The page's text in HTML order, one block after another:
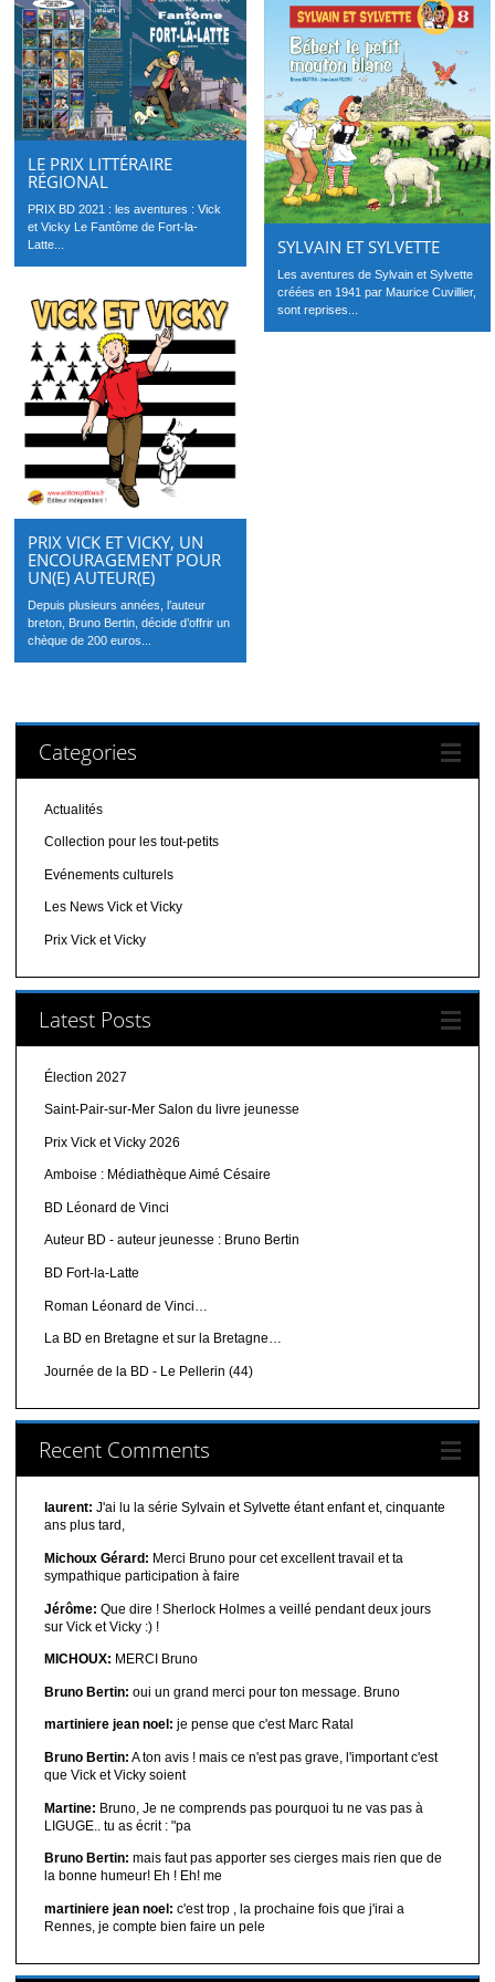
LE PRIX LITTÉRAIRE
RÉGIONAL
PRIX BD 2021 : les aventures : Vick
et Vicky Le Fantôme de Fort-la-
Latte...
SYLVAIN ET SYLVETTE
Les aventures de Sylvain et Sylvette
créées en 1941 par Maurice Cuvillier,
sont reprises...
PRIX VICK ET VICKY, UN
ENCOURAGEMENT POUR
UN(E) AUTEUR(E)
Depuis plusieurs années, l’auteur
breton, Bruno Bertin, décide d’offrir un
chèque de 200 euros...
Categories
Actualités
Collection pour les tout-petits
Evénements culturels
Les News Vick et Vicky
Prix Vick et Vicky
Latest Posts
Élection 2027
Saint-Pair-sur-Mer Salon du livre jeunesse
Prix Vick et Vicky 2026
Amboise : Médiathèque Aimé Césaire
BD Léonard de Vinci
Auteur BD - auteur jeunesse : Bruno Bertin
BD Fort-la-Latte
Roman Léonard de Vinci…
La BD en Bretagne et sur la Bretagne…
Journée de la BD - Le Pellerin (44)
Recent Comments
laurent: J'ai lu la série Sylvain et Sylvette étant enfant et, cinquante
ans plus tard,
Michoux Gérard: Merci Bruno pour cet excellent travail et ta
sympathique participation à faire
Jérôme: Que dire ! Sherlock Holmes a veillé pendant deux jours
sur Vick et Vicky :) !
MICHOUX: MERCI Bruno
Bruno Bertin: oui un grand merci pour ton message. Bruno
martiniere jean noel: je pense que c'est Marc Ratal
Bruno Bertin: A ton avis ! mais ce n'est pas grave, l'important c'est
que Vick et Vicky soient
Martine: Bruno, Je ne comprends pas pourquoi tu ne vas pas à
LIGUGE.. tu as écrit : "pa
Bruno Bertin: mais faut pas apporter ses cierges mais rien que de
la bonne humeur! Eh ! Eh! me
martiniere jean noel: c'est trop , la prochaine fois que j'irai a
Rennes, je compte bien faire un pele